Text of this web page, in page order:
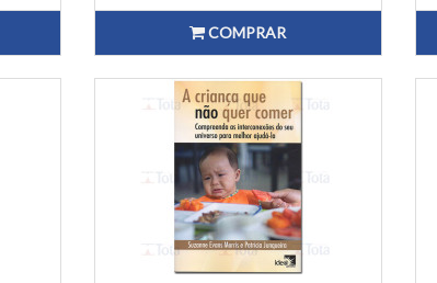
COMPRAR